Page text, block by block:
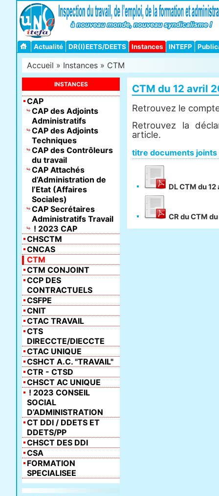
Actualité DR(I)EETS/DEETS Instances INTEFP
Accueil » Instances » CTM
CTM du 12 avril
Retrouvez le
Retrouvez la
article.
titre documents joints
DL CTM du
CR du CTM
INSTANCES
CAP
CAP des Adjoints
Administratifs
CAP des Adjoints
Techniques
CAP des Contrôleurs
du travail
CAP Attachés
d’Administration de
l’Etat (Affaires
Sociales)
CAP Secrétaires
Administratifs Travail
! 2023 CAP
CHSCTM
CNCAS
CTM
CTM CONJOINT
CCP DES
CONTRACTUELS
CSFPE
CNIT
CTAC TRAVAIL
CTS
DIRECCTE/DIECCTE
CTAC UNIQUE
CSHCT A.C. "TRAVAIL"
CTR - CTSD
CHSCT AC UNIQUE
! 2023 CONSEIL
SOCIAL
D’ADMINISTRATION
CT DDI / DDETS ET
DDETS/PP
CHSCT DES DDI
CSA
FORMATION
SPECIALISEE